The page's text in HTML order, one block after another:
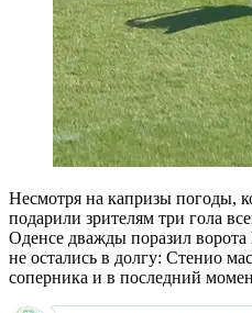
Несмотря на капризы погоды,
подарили зрителям три гола
Оденсе дважды поразил
не остались в долгу: Стенио
соперника и в последний